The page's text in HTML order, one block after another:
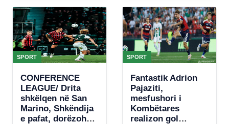
(VIDEO)
zyrtare
SPORT
CONFERENCE
LEAGUE/ Drita
shkëlqen në San
Marino, Shkëndija
e pafat, dorëzohet
SPORT
Fantastik Adrion
Pajaziti,
mesfushori i
Kombëtares
realizon gol